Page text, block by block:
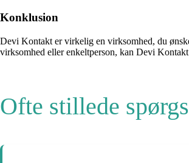
Konklusion
Devi Kontakt er virkelig en virksomhed, du
virksomhed eller enkeltperson, kan Devi
Ofte stillede